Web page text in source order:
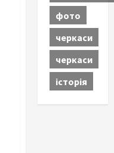
фото
черкаси
черкаси
історія